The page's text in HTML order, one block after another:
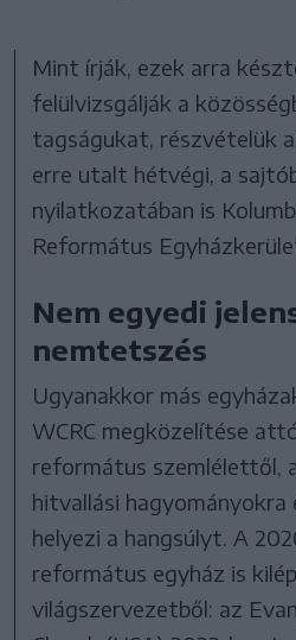
Mint írják, ezek arra
felülvizsgálják a
tagságukat, részvételük
erre utalt hétvégi, a
nyilatkozatában is
Református
Nem egyedi
nemtetszés
Ugyanakkor más
WCRC megközelítése
református szemlélettől,
hitvallási hagyományokra
helyezi a hangsúlyt. A
református egyház is
világszervezetből: az